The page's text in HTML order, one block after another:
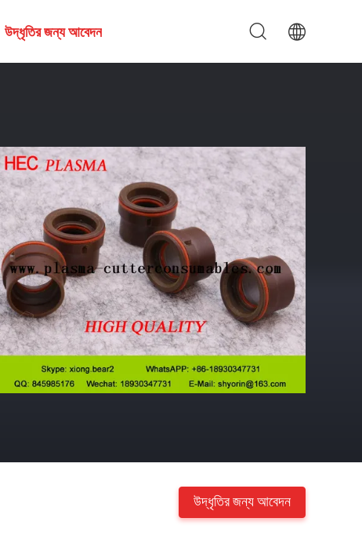
উদ্ধৃতির জন্য আবেদন
উদ্ধৃতির জন্য আবেদন